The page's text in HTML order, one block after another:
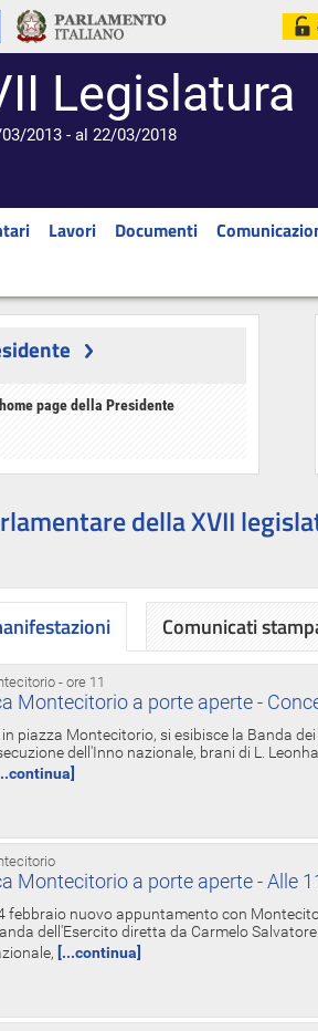
Legislatura
2013 - al 22/03/2018
Lavori Documenti
page della Presidente
della XVII
- ore 11
Montecitorio a porte aperte -
in piazza Montecitorio, si esibisce la Banda
dell'Inno nazionale, brani di L.
Montecitorio a porte aperte - Alle
febbraio nuovo appuntamento con
dell'Esercito diretta da Carmelo
[...continua]
Comunicati